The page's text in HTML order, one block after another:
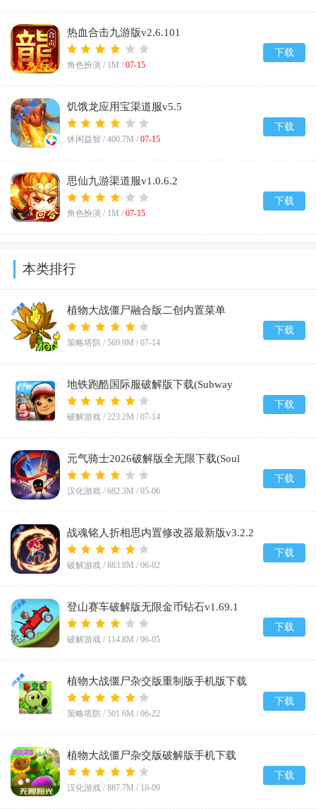
热血合击九游版v2.6.101
角色扮演 / 1M / 07-15
下载
饥饿龙应用宝渠道服v5.5
休闲益智 / 400.7M / 07-15
下载
思仙九游渠道服v1.0.6.2
角色扮演 / 1M / 07-15
下载
本类排行
植物大战僵尸融合版二创内置菜单
(PlantsVsZombiesRH-Mod)v3.8
策略塔防 / 569.9M / 07-14
下载
地铁跑酷国际服破解版下载(Subway
Surf)v3.66.0
破解游戏 / 223.2M / 07-14
下载
元气骑士2026破解版全无限下载(Soul
Knight)v8.2.0
汉化游戏 / 682.3M / 05-06
下载
战魂铭人折相思内置修改器最新版v3.2.2
破解游戏 / 883.8M / 06-02
下载
登山赛车破解版无限金币钻石v1.69.1
破解游戏 / 114.8M / 06-05
下载
植物大战僵尸杂交版重制版手机版下载
v0.23.0.0
策略塔防 / 501.6M / 06-22
下载
植物大战僵尸杂交版破解版手机下载
(Plants vs Zombies Super Hybrid)v3.12
汉化游戏 / 887.7M / 10-09
下载